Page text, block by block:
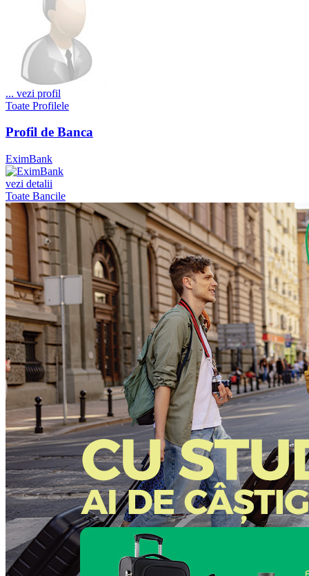
... vezi profil
Toate Profilele
Profil de Banca
EximBank
vezi detalii
Toate Bancile